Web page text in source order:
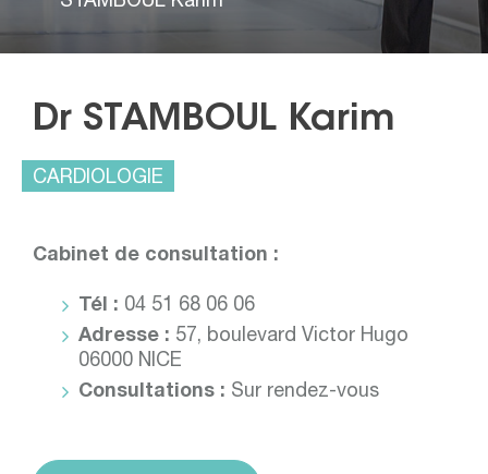
Dr STAMBOUL Karim
CARDIOLOGIE
Cabinet de consultation :
Tél : 04 51 68 06 06
Adresse : 57, boulevard Victor Hugo
06000 NICE
Consultations : Sur rendez-vous